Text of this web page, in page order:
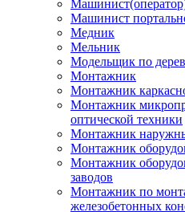
Машинист
Медник
Мельник
Модельщик по
Монтажник
Монтажник
Монтажник
оптической техники
Монтажник
Монтажник
Монтажник
заводов
Монтажник по
железобетонных